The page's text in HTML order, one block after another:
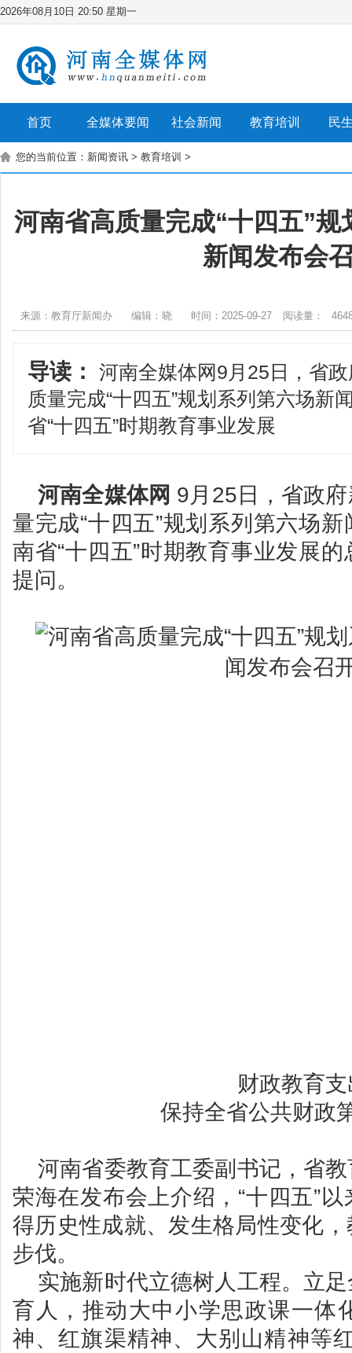
2026年08月10日 20:50 星期一
首页 全媒体要闻 社会新闻 教育培训 民
您的当前位置： 新闻资讯 > 教育培训 >
河南省高质量完成“十四五”
新闻发布会
来源：教育厅新闻办 编辑：晓 时间：2025-09-27 阅读量：
导读：
河南全媒体网9月25日，省
质量完成“十四五”规划系列第六场新
省“十四五”时期教育事业发展
河南全媒体网 9月25日，省政
量完成“十四五”规划系列第六场
南省“十四五”时期教育事业发展
提问。
财政教育
保持全省公共财政
河南省委教育工委副书记，省
荣海在发布会上介绍，“十四五”
得历史性成就、发生格局性变化
步伐。
实施新时代立德树人工程。立
育人，推动大中小学思政课一体
神、红旗渠精神、大别山精神等